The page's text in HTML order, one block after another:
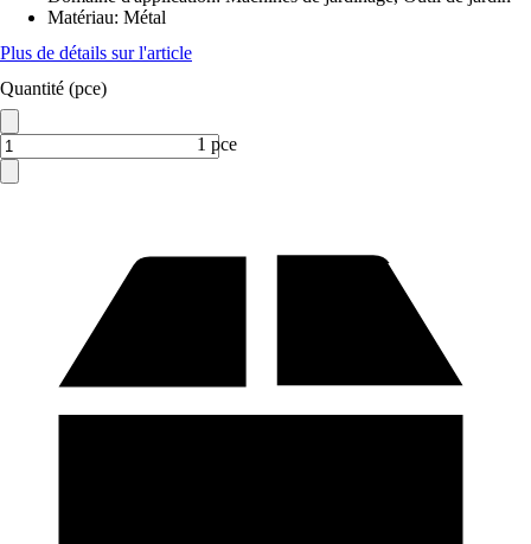
Matériau: Métal
Plus de détails sur l'article
Quantité (pce)
1 pce